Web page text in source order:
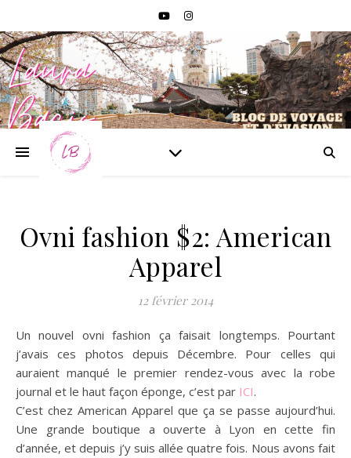
Ovni fashion $2: American
Apparel
12 février 2014
Un nouvel ovni fashion ça faisait longtemps. Pourtant
j’avais ces photos depuis Décembre. Pour celles qui
auraient manqué le premier rendez-vous avec la robe
journal et le haut façon éponge, c’est par ICI.
C’est chez American Apparel que ça se passe aujourd’hui.
Une grande boutique a ouverte à Lyon en cette fin
d’année, et depuis j’y suis allée quatre fois. Nous avons fait